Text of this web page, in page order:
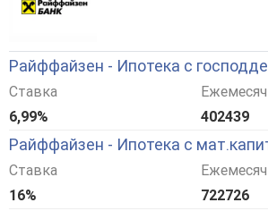
Райффайзен - Ипотека с
Ставка
6,99%
402439
Райффайзен - Ипотека с
Ставка
16%
722726